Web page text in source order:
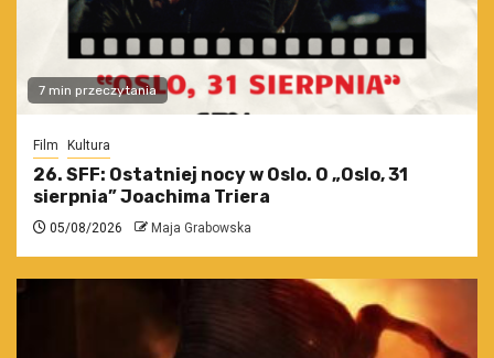
7 min przeczytania
Film Kultura
26. SFF: Ostatniej nocy w Oslo. O „Oslo, 31
sierpnia” Joachima Triera
05/08/2026 Maja Grabowska